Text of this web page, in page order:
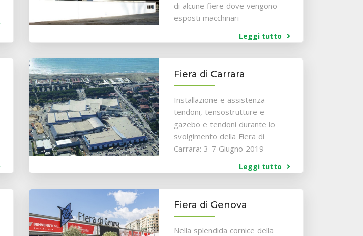
di alcune fiere dove vengono
esposti macchinari
Leggi tutto
Fiera di Carrara
Installazione e assistenza
tendoni, tensostrutture e
gazebo e tendoni durante lo
svolgimento della Fiera di
Carrara: 3-7 Giugno 2019
Leggi tutto
Fiera di Genova
Nella splendida cornice della